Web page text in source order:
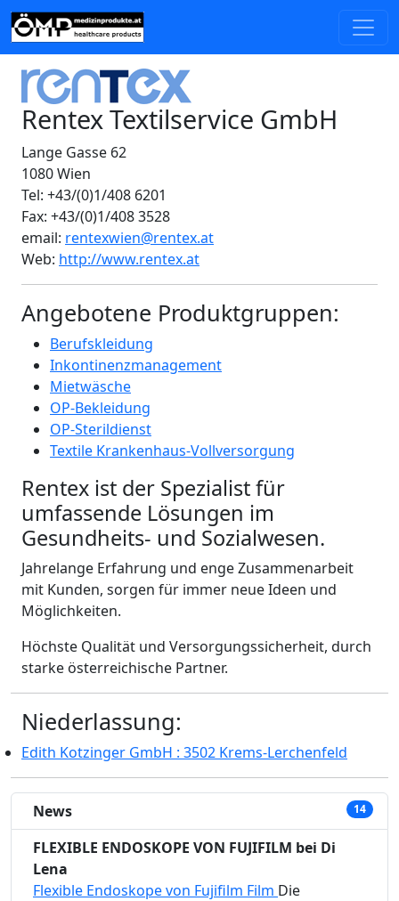
Rentex Textilservice GmbH
Lange Gasse 62
1080 Wien
Tel: +43/(0)1/408 6201
Fax: +43/(0)1/408 3528
email: rentexwien@rentex.at
Web: http://www.rentex.at
Angebotene Produktgruppen:
Berufskleidung
Inkontinenzmanagement
Mietwäsche
OP-Bekleidung
OP-Sterildienst
Textile Krankenhaus-Vollversorgung
Rentex ist der Spezialist für
umfassende Lösungen im
Gesundheits- und Sozialwesen.
Jahrelange Erfahrung und enge Zusammenarbeit
mit Kunden, sorgen für immer neue Ideen und
Möglichkeiten.
Höchste Qualität und Versorgungssicherheit, durch
starke österreichische Partner.
Niederlassung:
Edith Kotzinger GmbH : 3502 Krems-Lerchenfeld
News 14
FLEXIBLE ENDOSKOPE VON FUJIFILM bei Di
Lena
Flexible Endoskope von Fujifilm Film Die